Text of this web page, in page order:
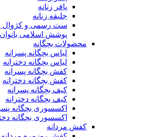
پافر زنانه
جلیقه زنانه
ست رسمی و کژوال
پوشش اسلامی بانوان
محصولات بچگانه
لباس بچگانه پسرانه
لباس بچگانه دخترانه
کفش بچگانه پسرانه
کفش بچگانه دخترانه
کیف بچگانه پسرانه
کیف بچگانه دخترانه
اکسسوری بچگانه
اکسسوری بچگانه
کفش مردانه